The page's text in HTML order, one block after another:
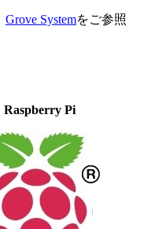
Grove Systemをご参照
Raspberry Pi